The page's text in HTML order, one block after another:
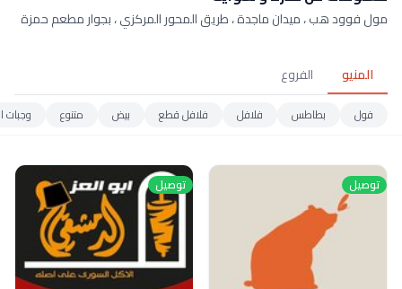
مول فوود هب ، ميدان ماجدة ، طريق المحور المركزي ، بجوار مطعم حمزة
المنيو الفروع
فول بطاطس فلافل فلافل قطع بيض متنوع وجبات
توصيل توصيل